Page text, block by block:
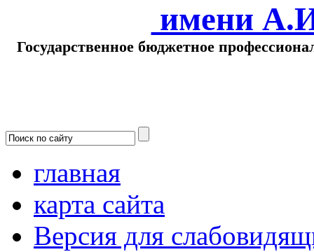
имени
Государственное бюджетное
главная
карта сайта
Версия для